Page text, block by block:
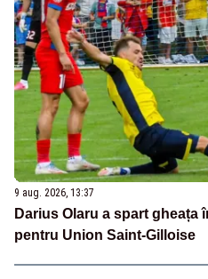
9 aug. 2026, 13:37
Darius Olaru a spart gheața
pentru Union Saint-Gilloise